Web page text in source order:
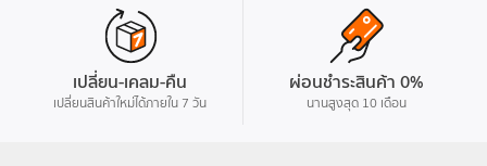
และการนอนหลับการกันน้ำ:
ระดับ 5ATM สามารถใส่ว่ายน้ำ
ได้ระบบปฏิบัติการ: Xiaomi
HyperOS ทำงานร่วมกับแอป
Mi Fitness
เปลี่ยน-เคลม-คืน
เปลี่ยนสินค้าใหม่ได้ภายใน 7 วัน
ผ่อนชำระสินค้า 0%
นานสูงสุด 10 เดือน